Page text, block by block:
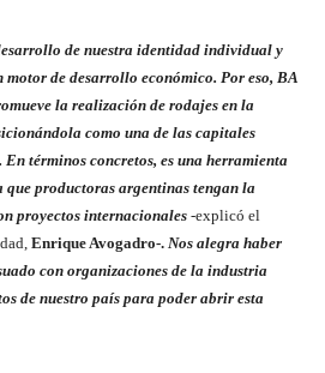
de nuestra identidad individual y
motor de desarrollo económico. Por eso, BA
la realización de rodajes en la
como una de las capitales
términos concretos, es una herramienta
productoras argentinas tengan la
proyectos internacionales -explicó el
Enrique Avogadro-. Nos alegra haber
con organizaciones de la industria
de nuestro país para poder abrir esta